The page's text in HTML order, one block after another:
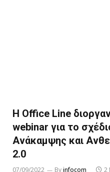
H Office Line
webinar για το
Ανάκαμψης και
2.0
07/09/2022 Byinfocom 2